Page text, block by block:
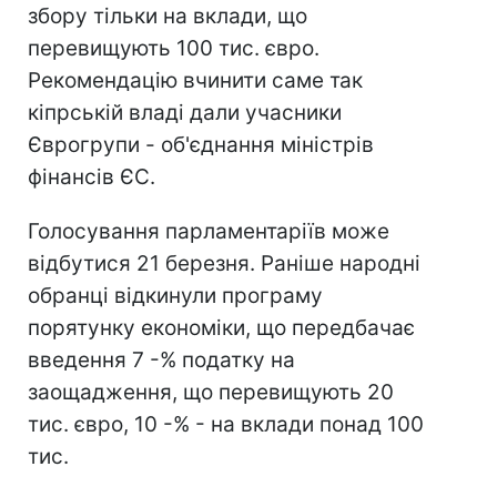
збору тільки на вклади, що
перевищують 100 тис. євро.
Рекомендацію вчинити саме так
кіпрській владі дали учасники
Єврогрупи - об'єднання міністрів
фінансів ЄС.
Голосування парламентаріїв може
відбутися 21 березня. Раніше народні
обранці відкинули програму
порятунку економіки, що передбачає
введення 7 -% податку на
заощадження, що перевищують 20
тис. євро, 10 -% - на вклади понад 100
тис.